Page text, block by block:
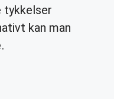
tykkelser
kan man